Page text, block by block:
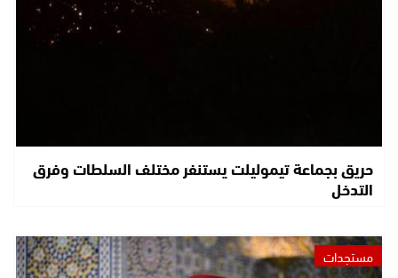
حريق بجماعة تيموليلت يستنفر مختلف السلطات وفرق
التدخل
مستجدات